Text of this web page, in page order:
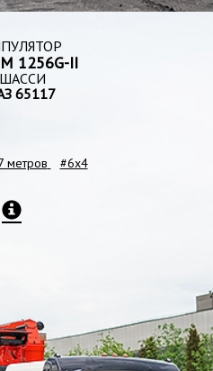
1256G-II
65117
метров #6x4